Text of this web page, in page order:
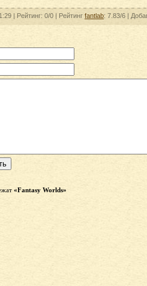
| Рейтинг: 0/0 | Рейтинг fantlab: 7.83/6 |
«Fantasy Worlds»